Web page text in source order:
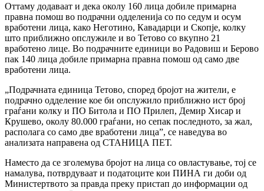
Оттаму додаваат и дека околу 160 лица добиле примарна
правна помош во подрачни одделенија со по седум и осум
вработени лица, како Неготино, Кавадарци и Скопје, колку
што приближно опслужиле и во Тетово со вкупно 21
вработено лице. Во подрачните единици во Радовиш и Берово
пак 140 лица добиле примарна правна помош од само две
вработени лица.
„Подрачната единица Тетово, според бројот на жители, е
подрачно одделение кое би опслужило приближно ист број
граѓани колку и ПО Битола и ПО Прилеп, Демир Хисар и
Крушево, околу 80.000 граѓани, но сепак последното, за жал,
располага со само две вработени лица”, се наведува во
анализата направена од СТАНИЦА ПЕТ.
Наместо да се зголемува бројот на лица со овластување, тој се
намалува, потврдуваат и податоците кои ПИНА ги доби од
Министертвото за правда преку пристап до информации од